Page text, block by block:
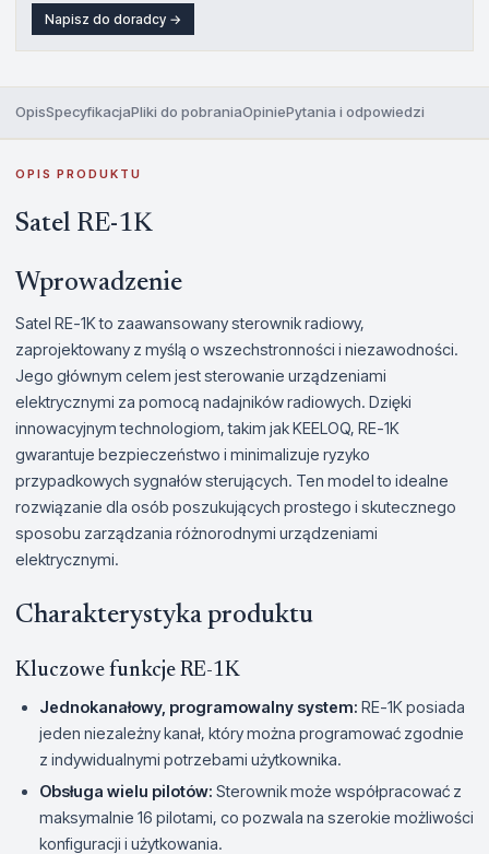
Napisz do doradcy →
OpisSpecyfikacjaPliki do pobraniaOpiniePytania i odpowiedzi
OPIS PRODUKTU
Satel RE-1K
Wprowadzenie
Satel RE-1K to zaawansowany sterownik radiowy,
zaprojektowany z myślą o wszechstronności i niezawodności.
Jego głównym celem jest sterowanie urządzeniami
elektrycznymi za pomocą nadajników radiowych. Dzięki
innowacyjnym technologiom, takim jak KEELOQ, RE-1K
gwarantuje bezpieczeństwo i minimalizuje ryzyko
przypadkowych sygnałów sterujących. Ten model to idealne
rozwiązanie dla osób poszukujących prostego i skutecznego
sposobu zarządzania różnorodnymi urządzeniami
elektrycznymi.
Charakterystyka produktu
Kluczowe funkcje RE-1K
Jednokanałowy, programowalny system: RE-1K posiada
jeden niezależny kanał, który można programować zgodnie
z indywidualnymi potrzebami użytkownika.
Obsługa wielu pilotów: Sterownik może współpracować z
maksymalnie 16 pilotami, co pozwala na szerokie możliwości
konfiguracji i użytkowania.